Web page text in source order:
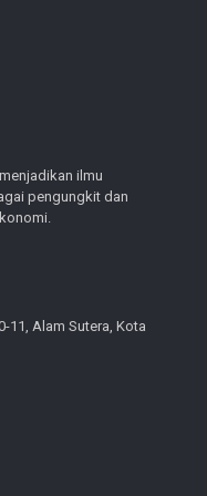
ilmu
pengungkit dan
11, Alam Sutera, Kota